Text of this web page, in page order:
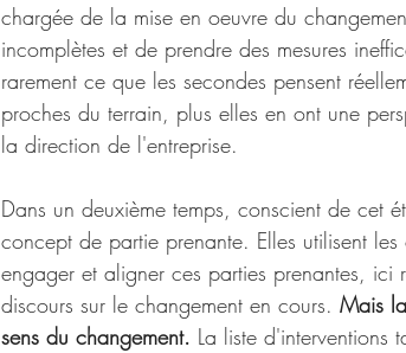
chargée de la mise en oeuvre du
incomplètes et de prendre des mesures
rarement ce que les secondes pensent
proches du terrain, plus elles en ont une
la direction de l'entreprise.
Dans un deuxième temps, conscient de cet
concept de partie prenante. Elles utilisent
engager et aligner ces parties prenantes,
discours sur le changement en cours. Mais
sens du changement. La liste d'interventions